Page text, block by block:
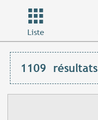
Liste
1109 résultats